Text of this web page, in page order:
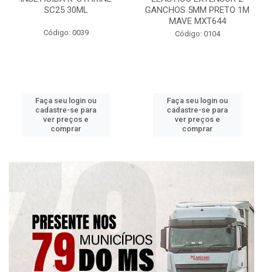
SC25 30ML
Código: 0039
Faça seu login ou
cadastre-se para
ver preços e
comprar
GANCHOS 5MM PRETO 1M
MAVE MXT644
Código: 0104
Faça seu login ou
cadastre-se para
ver preços e
comprar